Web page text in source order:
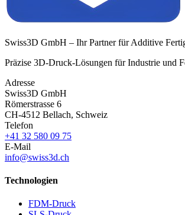
Swiss3D GmbH – Ihr Partner für Additive
Präzise 3D-Druck-Lösungen für Industrie und
Adresse
Swiss3D GmbH
Römerstrasse 6
CH-4512 Bellach, Schweiz
Telefon
+41 32 580 09 75
E-Mail
info@swiss3d.ch
Technologien
FDM-Druck